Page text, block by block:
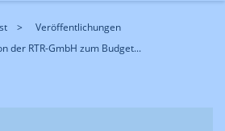
Veröffentlichungen
der RTR-GmbH zum Budget...